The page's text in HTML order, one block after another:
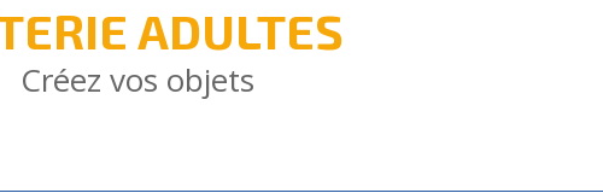
ADULTES
Créez vos objets